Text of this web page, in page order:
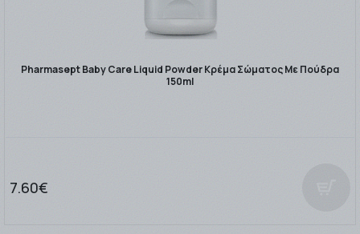
Pharmasept Baby Care Liquid Powder Κρέμα Σώματος Με Πούδρα
150ml
7.60€